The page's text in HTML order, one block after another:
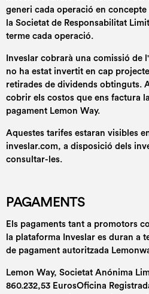
generi cada operació en
la Societat de Responsabilitat
terme cada operació.
Inveslar cobrarà una comissió de
no ha estat invertit en cap
retirades de dividends obtinguts.
cobrir els costos que ens factura
pagament Lemon Way.
Aquestes tarifes estaran visibles
inveslar.com, a disposició dels
consultar-les.
PAGAMENTS
Els pagaments tant a promotors
la plataforma Inveslar es duran a
de pagament autoritzada
Lemon Way, Societat Anónima
860.232,53 EurosOficina